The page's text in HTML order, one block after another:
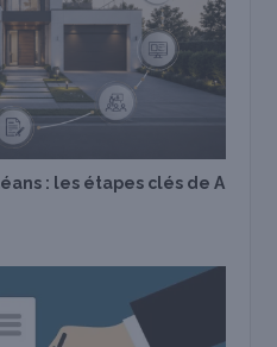
: les étapes clés de A